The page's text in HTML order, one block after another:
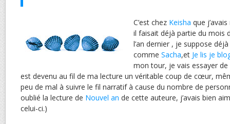
C’est chez Keisha que
il faisait déjà partie du mois
l’an dernier , je suppose
comme Sacha,et Je lis je
mon tour, je vais essayer
est devenu au fil de ma lecture un véritable coup de cœur,
peu de mal à suivre le fil narratif à cause du nombre de
oublié la lecture de Nouvel an de cette auteure, j’avais bien
celui-ci.)